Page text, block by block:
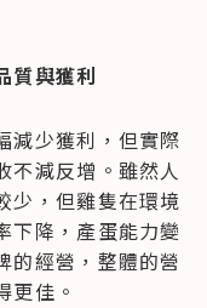
質與獲利
減少獲利，但實際
不減反增。雖然人
少，但雞隻在環境
下降，產蛋能力變
的經營，整體的營
更佳。